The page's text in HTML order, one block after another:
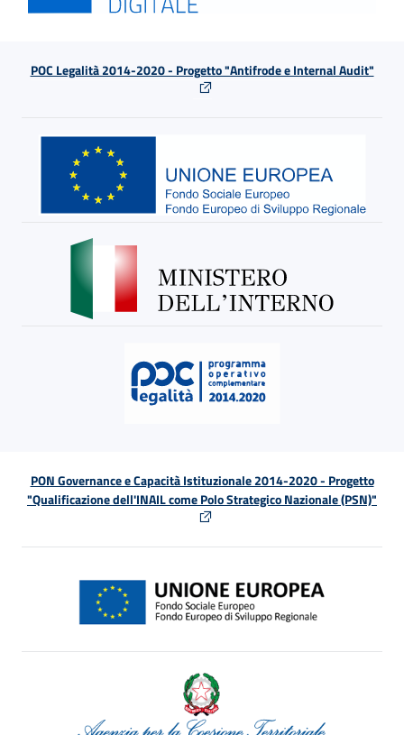
POC Legalità 2014-2020 - Progetto "Antifrode e Internal Audit"
PON Governance e Capacità Istituzionale 2014-2020 - Progetto
"Qualificazione dell'INAIL come Polo Strategico Nazionale (PSN)"